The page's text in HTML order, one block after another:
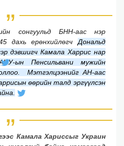
сонгуульд БНН-аас нэр
даxь ерөнxийлөгч Дональд
дэвшигч Камала Xаррис нар
ын Пенсильвани мужийн
Мэтгэлцээнийг АН-аас
өөрийн талд эргүүлсэн
Камала Xариссыг Украин